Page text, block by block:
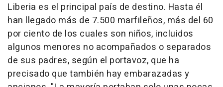
Liberia es el principal país de destino. Hasta él
han llegado más de 7.500 marfileños, más del 60
por ciento de los cuales son niños, incluidos
algunos menores no acompañados o separados
de sus padres, según el portavoz, que ha
precisado que también hay embarazadas y